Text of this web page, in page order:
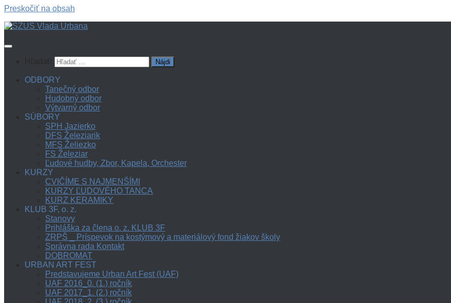
Preskočiť na obsah
ODBORY
Tanečný odbor
Hudobný odbor
Výtvarný odbor
SÚBORY
SPH Jazierko
DFS Železiarik
MFS Želiezko
FS Železiar
Ľudové hudby, Zbor, Kapela, Orchester
KURZY
CVIČÍME S NAJMENŠÍMI
KURZY ĽUDOVÉHO TANCA
KURZ KERAMIKY
KLUB 3F, o. z.
Stanovy
Prihláška za člena o. z. KLUB 3F
ZRPŠ _ Príspevok na kostýmový a materiálový fond žiakov školy
Správna rada Kontakt
DOBROMAT
URBAN ART FEST
Predstavujeme Urban Art Fest (UAF)
UAF 2016_0. (1.) ročník
UAF 2017_1. (2.) ročník